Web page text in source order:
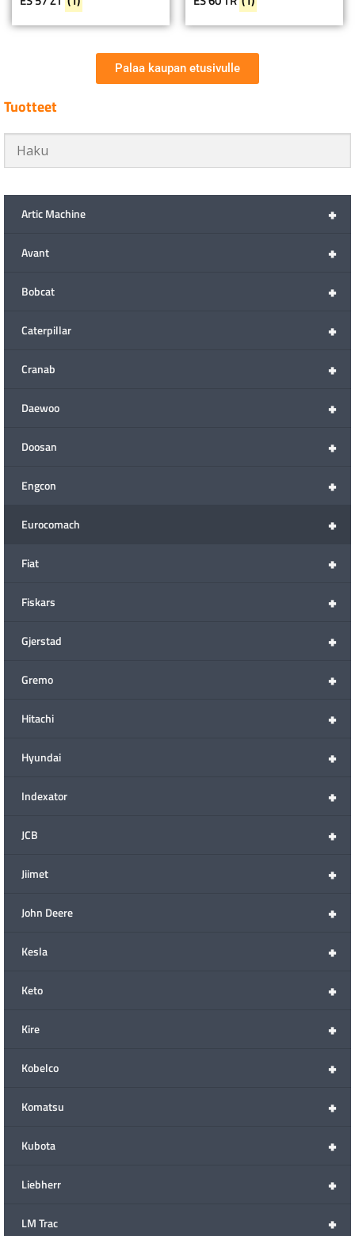
Palaa kaupan etusivulle
Tuotteet
+
Artic Machine
+
Avant
+
Bobcat
+
Caterpillar
+
Cranab
+
Daewoo
+
Doosan
+
Engcon
+
Eurocomach
+
Fiat
+
Fiskars
+
Gjerstad
+
Gremo
+
Hitachi
+
Hyundai
+
Indexator
+
JCB
+
Jiimet
+
John Deere
+
Kesla
+
Keto
+
Kire
+
Kobelco
+
Komatsu
+
Kubota
+
Liebherr
+
LM Trac